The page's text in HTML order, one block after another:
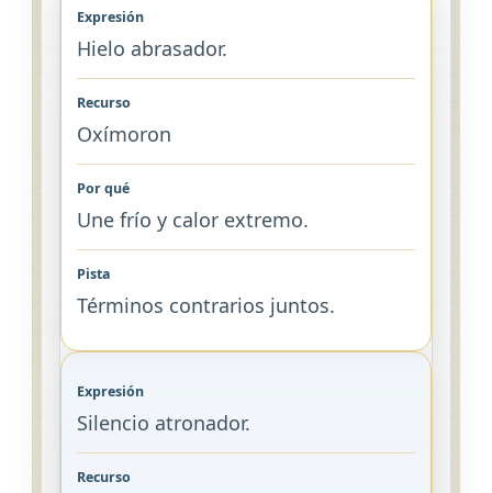
Hielo abrasador.
Oxímoron
Une frío y calor extremo.
Términos contrarios juntos.
Silencio atronador.